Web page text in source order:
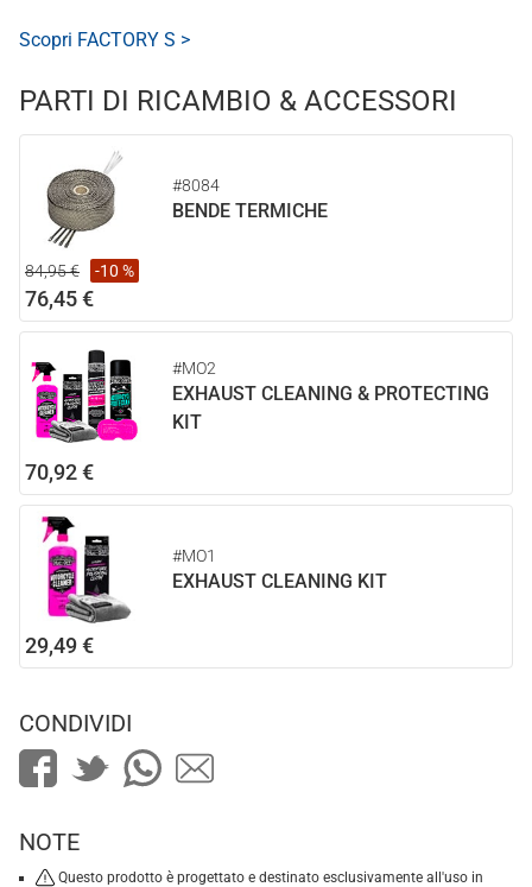
Scopri FACTORY S >
PARTI DI RICAMBIO & ACCESSORI
#8084
BENDE TERMICHE
84,95 € -10 %
76,45 €
#MO2
EXHAUST CLEANING & PROTECTING
KIT
70,92 €
#MO1
EXHAUST CLEANING KIT
29,49 €
CONDIVIDI
NOTE
Questo prodotto è progettato e destinato esclusivamente all'uso in